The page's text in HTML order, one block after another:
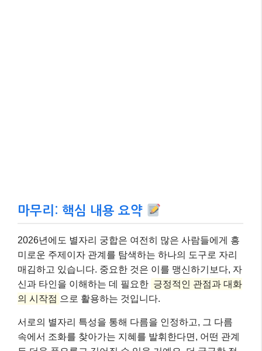
마무리: 핵심 내용 요약
2026년에도 별자리 궁합은 여전히 많은 사람들에게 흥
미로운 주제이자 관계를 탐색하는 하나의 도구로 자리
매김하고 있습니다. 중요한 것은 이를 맹신하기보다, 자
신과 타인을 이해하는 데 필요한 긍정적인 관점과 대화
의 시작점 으로 활용하는 것입니다.
서로의 별자리 특성을 통해 다름을 인정하고, 그 다름
속에서 조화를 찾아가는 지혜를 발휘한다면, 어떤 관계